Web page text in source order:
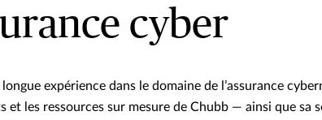
cyber
longue expérience dans le domaine de l’assurance
et les ressources sur mesure de Chubb — ainsi que sa